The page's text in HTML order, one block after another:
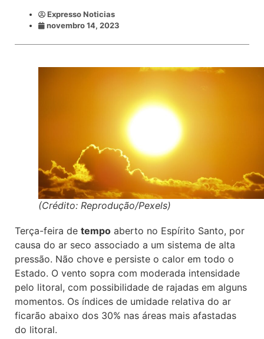
Expresso Noticias
novembro 14, 2023
(Crédito: Reprodução/Pexels)
Terça-feira de tempo aberto no Espírito Santo, por
causa do ar seco associado a um sistema de alta
pressão. Não chove e persiste o calor em todo o
Estado. O vento sopra com moderada intensidade
pelo litoral, com possibilidade de rajadas em alguns
momentos. Os índices de umidade relativa do ar
ficarão abaixo dos 30% nas áreas mais afastadas
do litoral.